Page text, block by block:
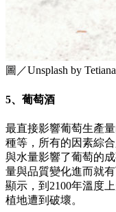
圖／Unsplash by
5、葡萄酒
最直接影響葡萄生產
種等，所有的因素綜
與水量影響了葡萄的
量與品質變化進而就
顯示，到2100年溫度
植地遭到破壞。